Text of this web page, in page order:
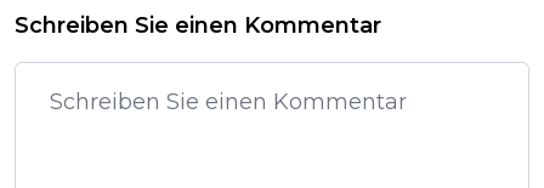
Schreiben Sie einen Kommentar